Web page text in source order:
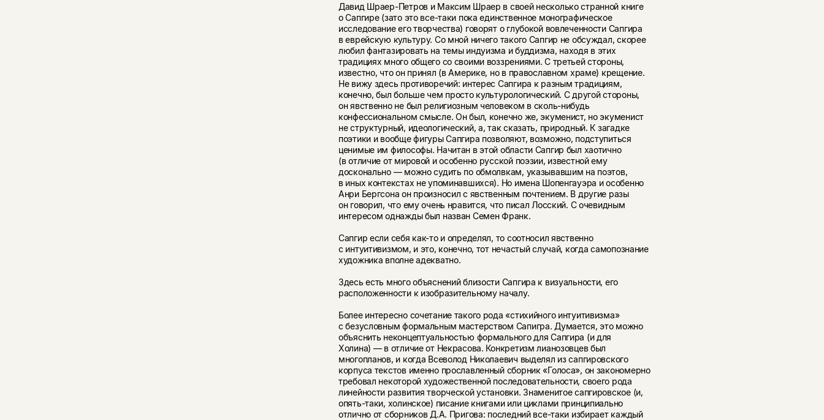
Давид Шраер-Петров и Максим Шраер в своей несколько странной книге
о Сапгире (зато это все-таки пока единственное монографическое
исследование его творчества) говорят о глубокой вовлеченности Сапгира
в еврейскую культуру. Со мной ничего такого Сапгир не обсуждал, скорее
любил фантазировать на темы индуизма и буддизма, находя в этих
традициях много общего со своими воззрениями. С третьей стороны,
известно, что он принял (в Америке, но в православном храме) крещение.
Не вижу здесь противоречий: интерес Сапгира к разным традициям,
конечно, был больше чем просто культурологический. С другой стороны,
он явственно не был религиозным человеком в сколь-нибудь
конфессиональном смысле. Он был, конечно же, экуменист, но экуменист
не структурный, идеологический, а, так сказать, природный. К загадке
поэтики и вообще фигуры Сапгира позволяют, возможно, подступиться
ценимые им философы. Начитан в этой области Сапгир был хаотично
(в отличие от мировой и особенно русской поэзии, известной ему
досконально — можно судить по обмолвкам, указывавшим на поэтов,
в иных контекстах не упоминавшихся). Но имена Шопенгауэра и особенно
Анри Бергсона он произносил с явственным почтением. В другие разы
он говорил, что ему очень нравится, что писал Лосский. С очевидным
интересом однажды был назван Семен Франк.
Сапгир если себя как-то и определял, то соотносил явственно
с интуитивизмом, и это, конечно, тот нечастый случай, когда самопознание
художника вполне адекватно.
Здесь есть много объяснений близости Сапгира к визуальности, его
расположенности к изобразительному началу.
Более интересно сочетание такого рода «стихийного интуитивизма»
с безусловным формальным мастерством Сапигра. Думается, это можно
объяснить неконцептуальностью формального для Сапгира (и для
Холина) — в отличие от Некрасова. Конкретизм лианозовцев был
многопланов, и когда Всеволод Николаевич выделял из сапгировского
корпуса текстов именно прославленный сборник «Голоса», он закономерно
требовал некоторой художественной последовательности, своего рода
линейности развития творческой установки. Знаменитое сапгировское (и,
опять-таки, холинское) писание книгами или циклами принципиально
отлично от сборников Д.А. Пригова: последний все-таки избирает каждый